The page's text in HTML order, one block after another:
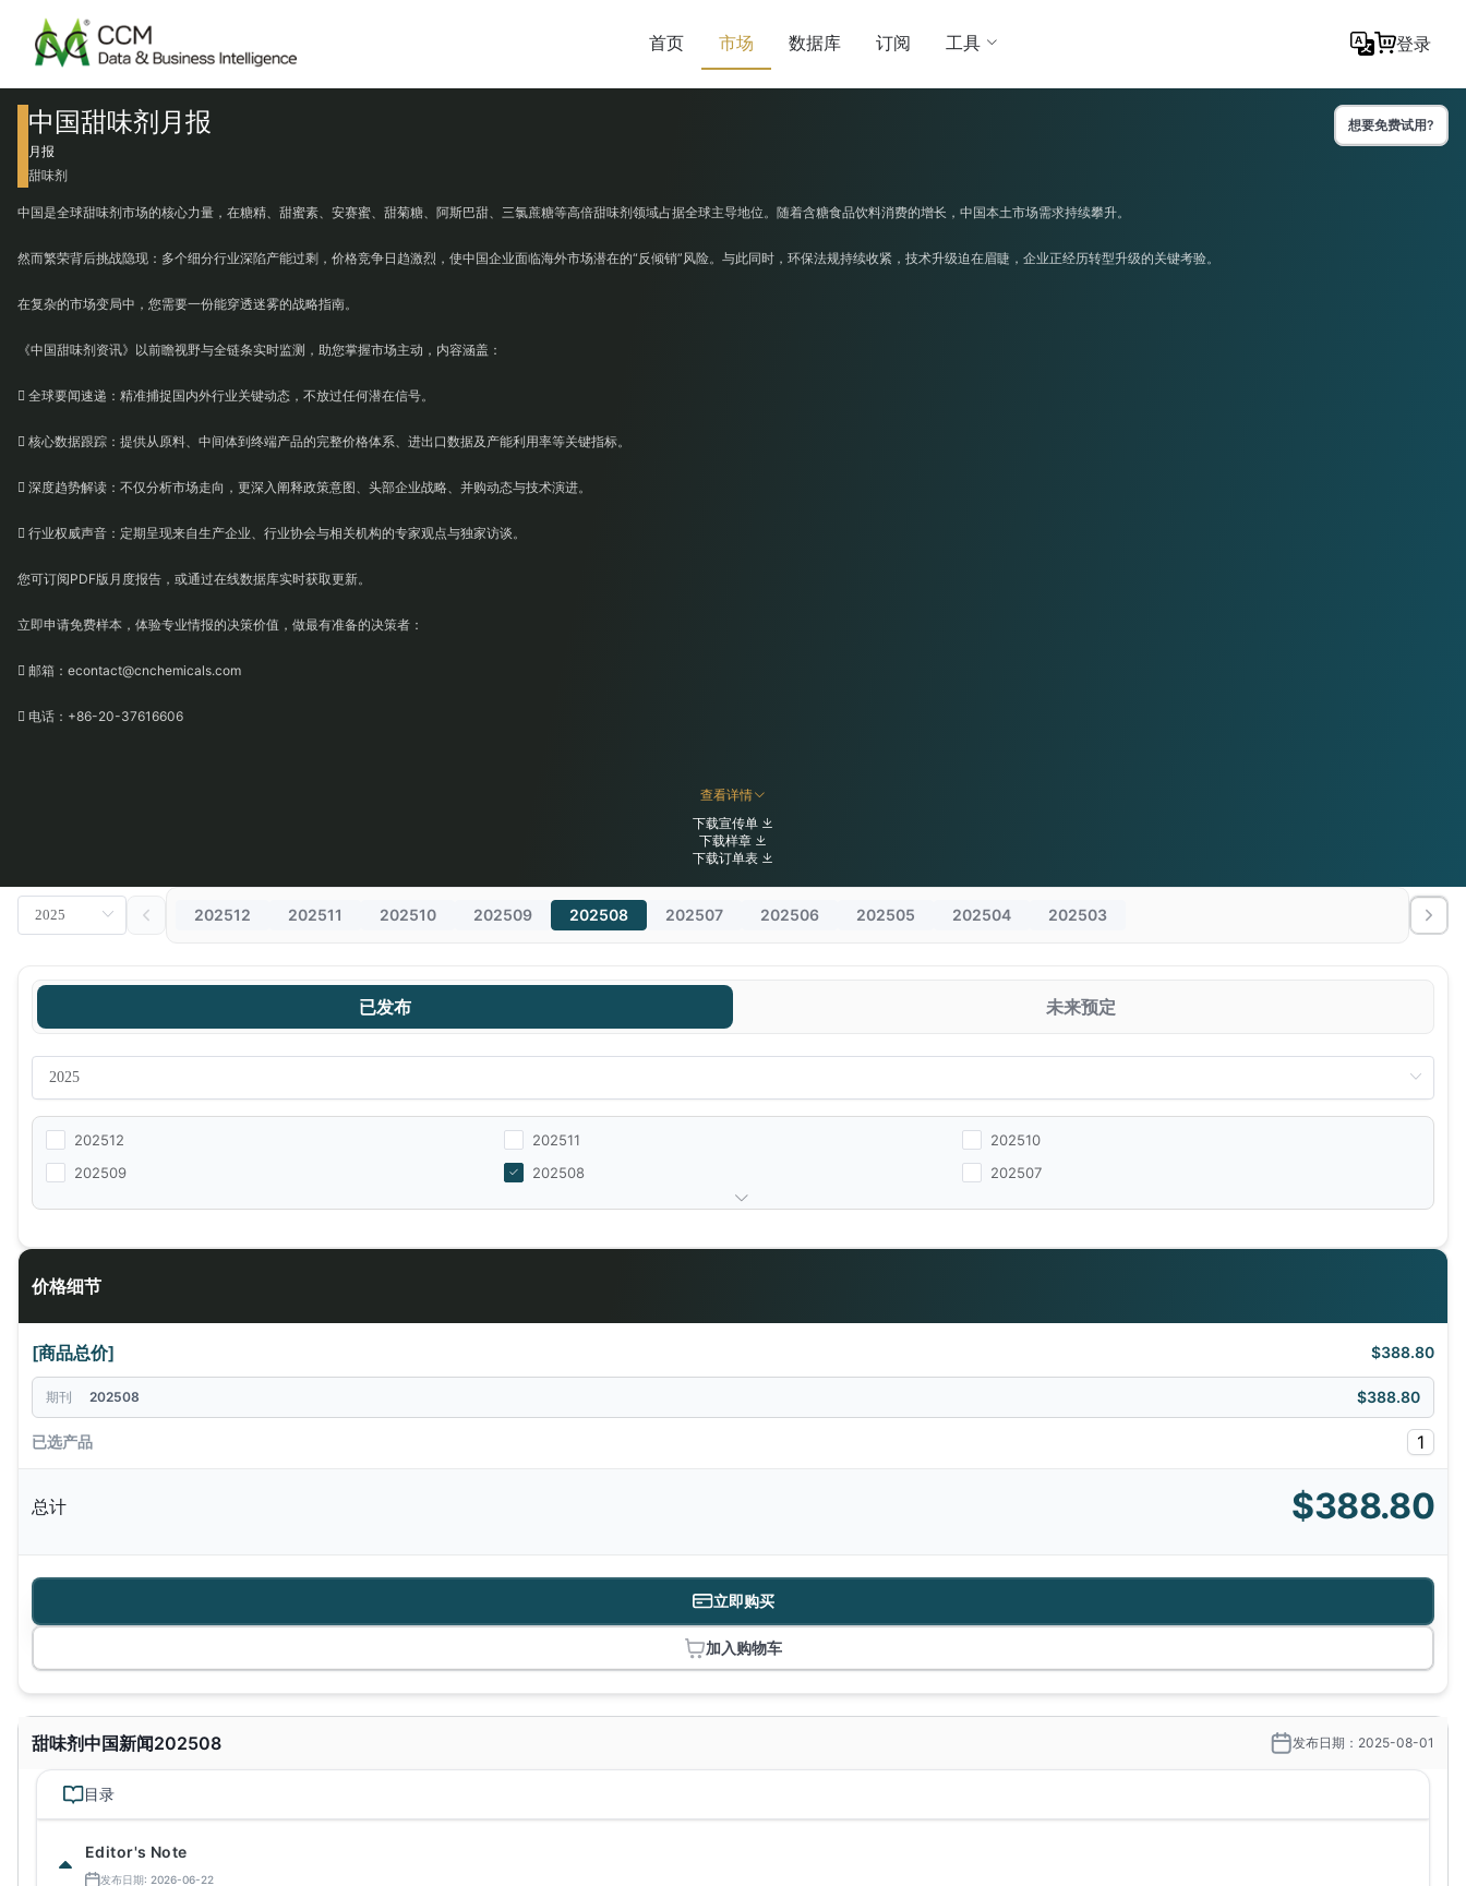
首页 市场 数据库 订阅 工具 登录
中国甜味剂月报
想要免费试用?
月报
甜味剂
中国是全球甜味剂市场的核心力量，在糖精、甜蜜素、安赛蜜、甜菊糖、阿斯巴甜、三氯蔗糖等高倍甜味剂领域占据全球主导地位。随着含糖食品饮料消费的增长，中国本土市场需求持续攀升。
然而繁荣背后挑战隐现：多个细分行业深陷产能过剩，价格竞争日趋激烈，使中国企业面临海外市场潜在的“反倾销”风险。与此同时，环保法规持续收紧，技术升级迫在眉睫，企业正经历转型升级的关键考验。
在复杂的市场变局中，您需要一份能穿透迷雾的战略指南。
《中国甜味剂资讯》以前瞻视野与全链条实时监测，助您掌握市场主动，内容涵盖：
 全球要闻速递：精准捕捉国内外行业关键动态，不放过任何潜在信号。
 核心数据跟踪：提供从原料、中间体到终端产品的完整价格体系、进出口数据及产能利用率等关键指标。
 深度趋势解读：不仅分析市场走向，更深入阐释政策意图、头部企业战略、并购动态与技术演进。
 行业权威声音：定期呈现来自生产企业、行业协会与相关机构的专家观点与独家访谈。
您可订阅PDF版月度报告，或通过在线数据库实时获取更新。
立即申请免费样本，体验专业情报的决策价值，做最有准备的决策者：
 邮箱：econtact@cnchemicals.com
 电话：+86-20-37616606
查看详情
下载宣传单
下载样章
下载订单表
202512 202511 202510 202509 202508 202507 202506 202505 202504 202503
甜味剂中国新闻202508 发布日期：2025-08-01
目录
Editor's Note
发布日期: 2026-06-22
已发布 未来预定
202512 202511
202510
202509
202508 202507
价格细节
[商品总价] $388.80
期刊 202508 $388.80
已选产品 1
总计 $388.80
立即购买
加入购物车